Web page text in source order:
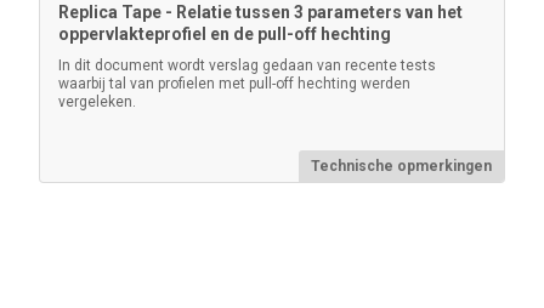
AC Stroom Kit
Replica Tape - Relatie tussen 3 parameters van het
oppervlakteprofiel en de pull-off hechting
In dit document wordt verslag gedaan van recente tests
waarbij tal van profielen met pull-off hechting werden
vergeleken.
Technische opmerkingen